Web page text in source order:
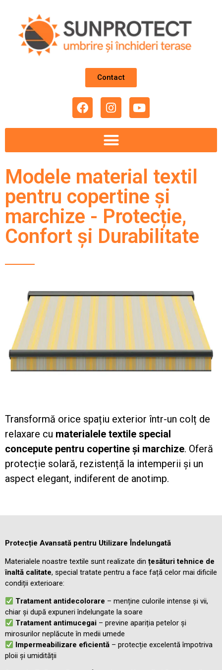
Contact
Modele material textil
pentru copertine şi
marchize - Protecție,
Confort și Durabilitate
Transformă orice spațiu exterior într-un colț de
relaxare cu materialele textile special
concepute pentru copertine și marchize. Oferă
protecție solară, rezistență la intemperii și un
aspect elegant, indiferent de anotimp.
Protecție Avansată pentru Utilizare Îndelungată
Materialele noastre textile sunt realizate din țesături tehnice de
înaltă calitate, special tratate pentru a face față celor mai dificile
condiții exterioare:
Tratament antidecolorare – menține culorile intense și vii,
chiar și după expuneri îndelungate la soare
Tratament antimucegai – previne apariția petelor și
mirosurilor neplăcute în medii umede
Impermeabilizare eficientă – protecție excelentă împotriva
ploii și umidității